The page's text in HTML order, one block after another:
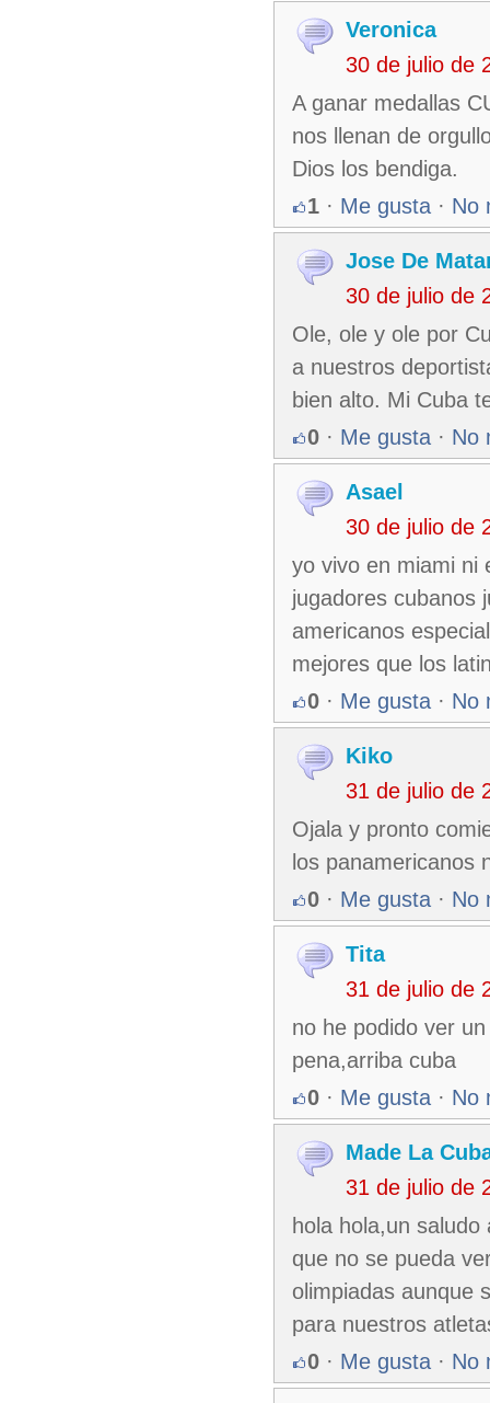
Veronica
30 de julio de
A ganar medallas
nos llenan de
Dios los bendiga.
1 · Me gusta · No
Jose De
30 de julio de
Ole, ole y ole por
a nuestros
bien alto. Mi Cuba
0 · Me gusta · No
Asael
30 de julio de
yo vivo en miami ni
jugadores cubanos
americanos
mejores que los
0 · Me gusta · No
Kiko
31 de julio de
Ojala y pronto
los panamericanos
0 · Me gusta · No
Tita
31 de julio de
no he podido ver
pena,arriba cuba
0 · Me gusta · No
Made La
31 de julio de
hola hola,un
que no se pueda
olimpiadas aunque
para nuestros
0 · Me gusta · No